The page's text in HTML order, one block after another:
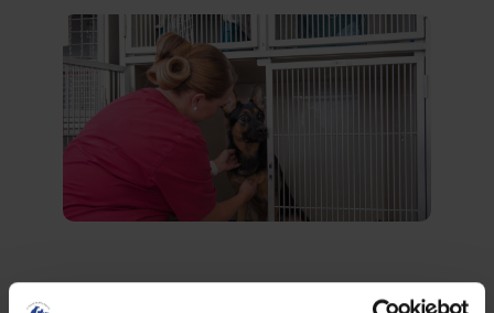
Yksityinen eläinlääkärikeskus SoVet